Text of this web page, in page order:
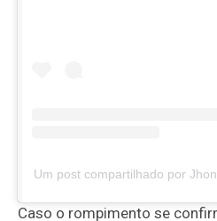
Um post compartilhado por
Caso o rompimento se